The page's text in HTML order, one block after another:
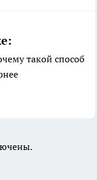
такой способ